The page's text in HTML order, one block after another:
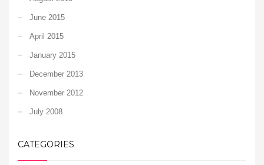
June 2015
April 2015
January 2015
December 2013
November 2012
July 2008
CATEGORIES